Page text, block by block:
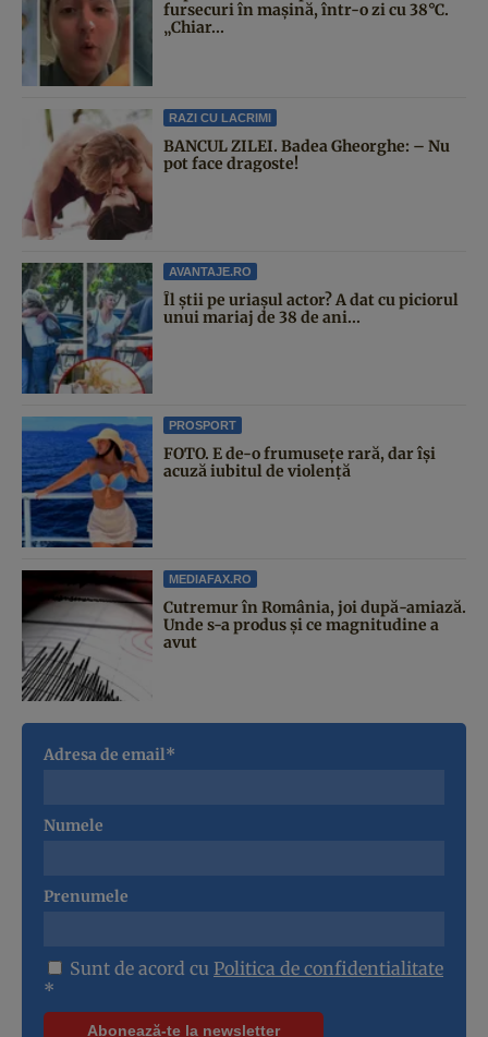
fursecuri în mașină, într-o zi cu 38°C.
„Chiar...
RAZI CU LACRIMI
BANCUL ZILEI. Badea Gheorghe: – Nu
pot face dragoste!
AVANTAJE.RO
Îl știi pe uriașul actor? A dat cu piciorul
unui mariaj de 38 de ani...
PROSPORT
FOTO. E de-o frumusețe rară, dar își
acuză iubitul de violență
MEDIAFAX.RO
Cutremur în România, joi după-amiază.
Unde s-a produs și ce magnitudine a
avut
Adresa de email*
Numele
Prenumele
Sunt de acord cu Politica de confidentialitate
*